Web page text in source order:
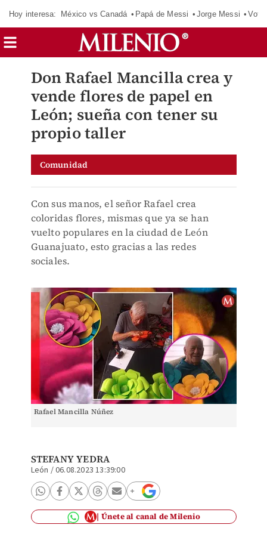
Hoy interesa: México vs Canadá Papá de Messi Jorge Messi
Don Rafael Mancilla crea y
vende flores de papel en
León; sueña con tener su
propio taller
Comunidad
Con sus manos, el señor Rafael crea
coloridas flores, mismas que ya se han
vuelto populares en la ciudad de León
Guanajuato, esto gracias a las redes
sociales.
Rafael Mancilla Núñez
STEFANY YEDRA
León /06.08.2023 13:39:00
Únete al canal de Milenio